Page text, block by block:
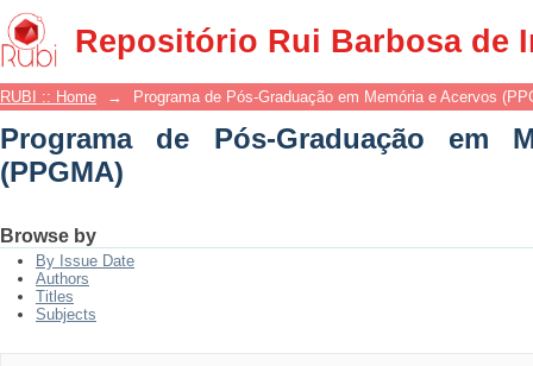
Repositório Rui Barbosa de
Programa de Pós-Graduação em
RUBI :: Home → Programa de Pós-Graduação em Memória e Acervos
Programa de Pós-Graduação em
(PPGMA)
Browse by
By Issue Date
Authors
Titles
Subjects